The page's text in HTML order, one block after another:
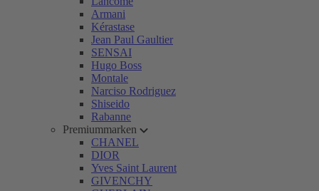
Armani
Kérastase
Jean Paul Gaultier
SENSAI
Hugo Boss
Montale
Narciso Rodriguez
Shiseido
Rabanne
Premiummarken
CHANEL
DIOR
Yves Saint Laurent
GIVENCHY